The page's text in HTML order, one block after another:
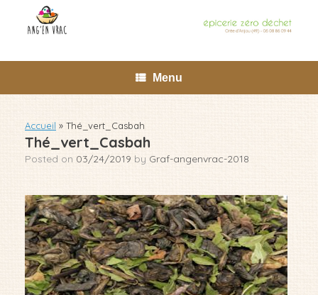
content
Menu
Accueil » Thé_vert_Casbah
Thé_vert_Casbah
Posted on 03/24/2019 by Graf-angenvrac-2018